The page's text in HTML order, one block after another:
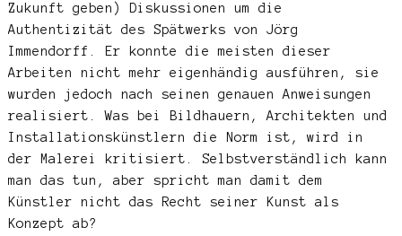
Zukunft geben) Diskussionen um die
Authentizität des Spätwerks von Jörg
Immendorff. Er konnte die meisten dieser
Arbeiten nicht mehr eigenhändig ausführen, sie
wurden jedoch nach seinen genauen Anweisungen
realisiert. Was bei Bildhauern, Architekten und
Installationskünstlern die Norm ist, wird in
der Malerei kritisiert. Selbstverständlich kann
man das tun, aber spricht man damit dem
Künstler nicht das Recht seiner Kunst als
Konzept ab?